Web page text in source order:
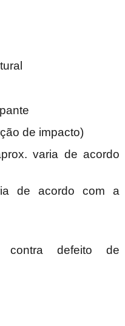
de impacto)
varia de acordo
de acordo com a
contra defeito de